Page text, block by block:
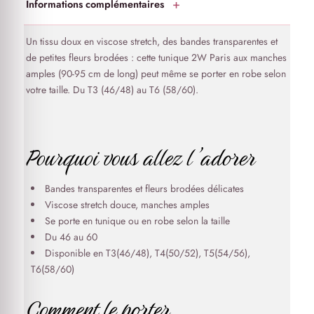
Informations complémentaires
Un tissu doux en viscose stretch, des bandes transparentes et
de petites fleurs brodées : cette tunique 2W Paris aux manches
amples (90-95 cm de long) peut même se porter en robe selon
votre taille. Du T3 (46/48) au T6 (58/60).
Pourquoi vous allez l’adorer
Bandes transparentes et fleurs brodées délicates
Viscose stretch douce, manches amples
Se porte en tunique ou en robe selon la taille
Du 46 au 60
Disponible en T3(46/48), T4(50/52), T5(54/56),
T6(58/60)